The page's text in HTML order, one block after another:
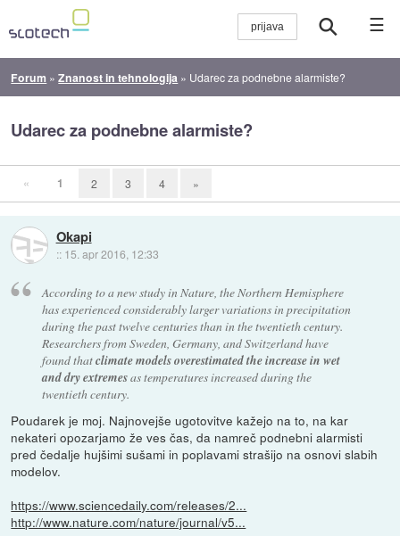
☰
Forum »Znanost in tehnologija » Udarec za podnebne alarmiste?
Udarec za podnebne alarmiste?
« 1 2 3 4 »
Okapi
:: 15. apr 2016, 12:33
According to a new study in Nature, the Northern Hemisphere
has experienced considerably larger variations in precipitation
during the past twelve centuries than in the twentieth century.
Researchers from Sweden, Germany, and Switzerland have
found thatclimate models overestimated the increase in wet
and dry extremesas temperatures increased during the
twentieth century.
Poudarek je moj. Najnovejše ugotovitve kažejo na to, na kar
nekateri opozarjamo že ves čas, da namreč podnebni alarmisti
pred čedalje hujšimi sušami in poplavami strašijo na osnovi slabih
modelov.
https://www.sciencedaily.com/releases/2...
http://www.nature.com/nature/journal/v5...